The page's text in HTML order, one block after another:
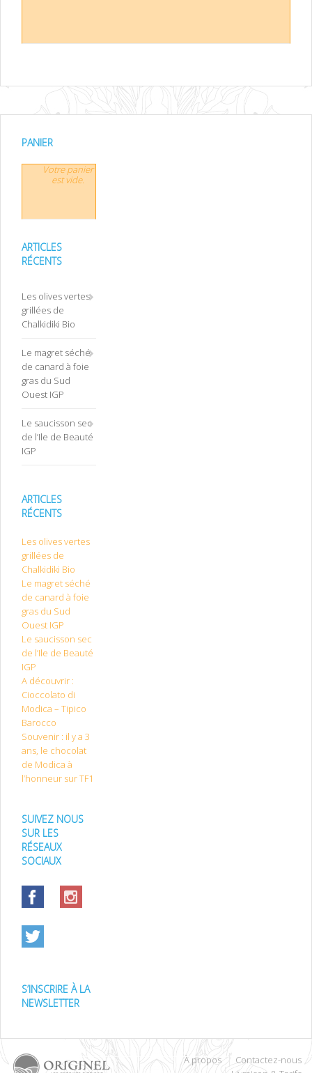
PANIER
Votre panier
est vide.
ARTICLES
RÉCENTS
Les olives vertes
grillées de
Chalkidiki Bio
Le magret séché
de canard à foie
gras du Sud
Ouest IGP
Le saucisson sec
de l’Ile de Beauté
IGP
ARTICLES
RÉCENTS
Les olives vertes
grillées de
Chalkidiki Bio
Le magret séché
de canard à foie
gras du Sud
Ouest IGP
Le saucisson sec
de l’Ile de Beauté
IGP
A découvrir :
Cioccolato di
Modica – Tipico
Barocco
Souvenir : il y a 3
ans, le chocolat
de Modica à
l’honneur sur TF1
SUIVEZ NOUS
SUR LES
RÉSEAUX
SOCIAUX
S’INSCRIRE À LA
NEWSLETTER
À propos
Contactez-nous